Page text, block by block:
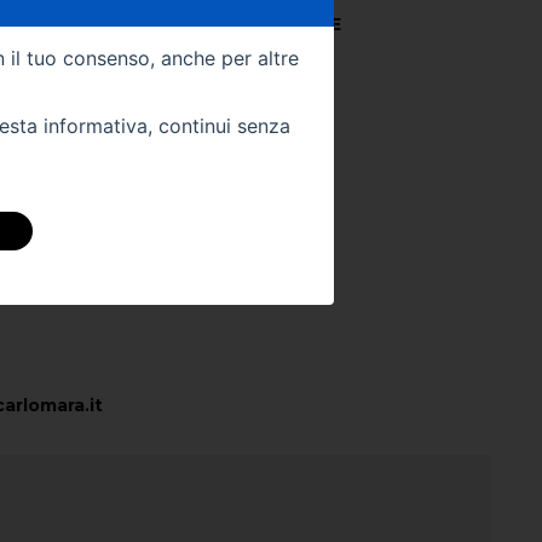
Colore Interno -PELLE
Km -10
tuo consenso, anche per altre
informativa, continui senza